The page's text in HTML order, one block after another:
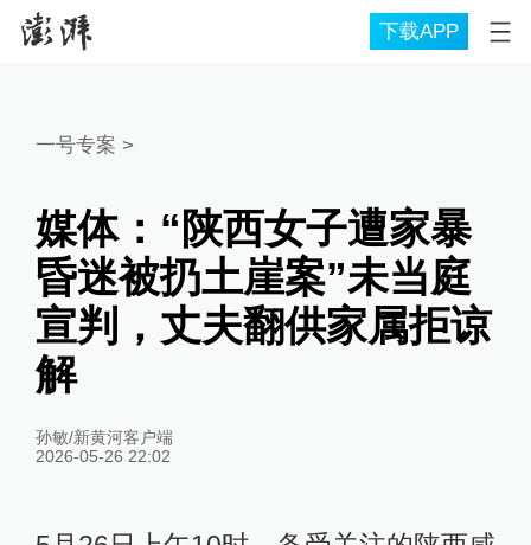
下载APP
一号专案 >
媒体：“陕西女子遭家暴
昏迷被扔土崖案”未当庭
宣判，丈夫翻供家属拒谅
解
孙敏/新黄河客户端
2026-05-26 22:02